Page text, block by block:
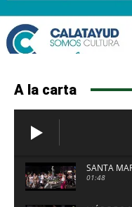
A la carta
SANTA
01:48